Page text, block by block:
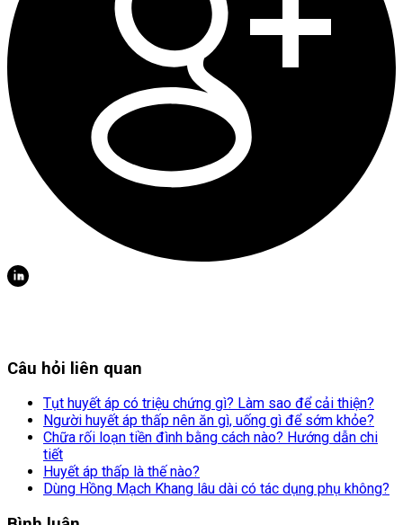
Câu hỏi liên quan
Tụt huyết áp có triệu chứng gì? Làm sao để cải thiện?
Người huyết áp thấp nên ăn gì, uống gì để sớm khỏe?
Chữa rối loạn tiền đình bằng cách nào? Hướng dẫn chi
tiết
Huyết áp thấp là thế nào?
Dùng Hồng Mạch Khang lâu dài có tác dụng phụ không?